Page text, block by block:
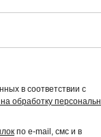
в соответствии с
обработку
по e-mail, смс и в